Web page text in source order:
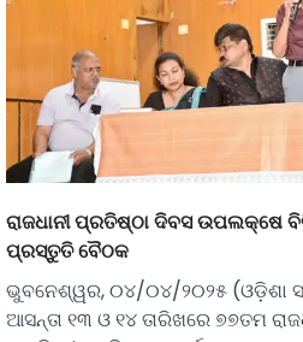
ରାଜଧାନୀ ପ୍ରତିଷ୍ଠା ଦିବସ ଉପଲକ୍ଷେ
ପ୍ରସ୍ତୁତି ବୈଠକ
ଭୁବନେଶ୍ୱର, ୦୪/୦୪/୨୦୨୫ (ଓଡ଼ିଶା
ଆସନ୍ତା ୧୩ ଓ ୧୪ ତାରିଖରେ ୭୭ତମ